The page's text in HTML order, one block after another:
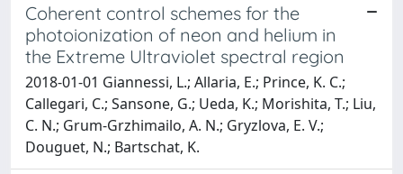
Coherent control schemes for the
photoionization of neon and helium in
the Extreme Ultraviolet spectral region
2018-01-01 Giannessi, L.; Allaria, E.; Prince, K. C.;
Callegari, C.; Sansone, G.; Ueda, K.; Morishita, T.; Liu,
C. N.; Grum-Grzhimailo, A. N.; Gryzlova, E. V.;
Douguet, N.; Bartschat, K.